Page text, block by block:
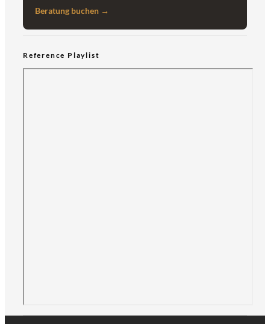
Beratung buchen →
Reference Playlist